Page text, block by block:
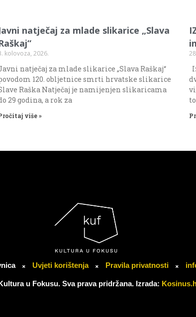
natječaj za mlade slikarice „Slava
kolovoza, 2026.
natječaj za mlade slikarice „Slava Raškaj“
120. obljetnice smrti hrvatske slikarice
Raška Natječaj je namijenjen slikaricama
29 godina, a rok za
više »
Uvjeti korištenja Pravila privatnosti
u Fokusu. Sva prava pridržana. Izrada: